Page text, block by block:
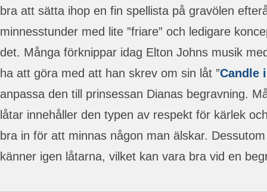
bra att sätta ihop en fin spellista på gravölen
minnesstunder med lite ”friare” och ledigare
det. Många förknippar idag Elton Johns musik
ha att göra med att han skrev om sin låt ”Candle
anpassa den till prinsessan Dianas begravning.
låtar innehåller den typen av respekt för kärlek
bra in för att minnas någon man älskar.
känner igen låtarna, vilket kan vara bra vid en